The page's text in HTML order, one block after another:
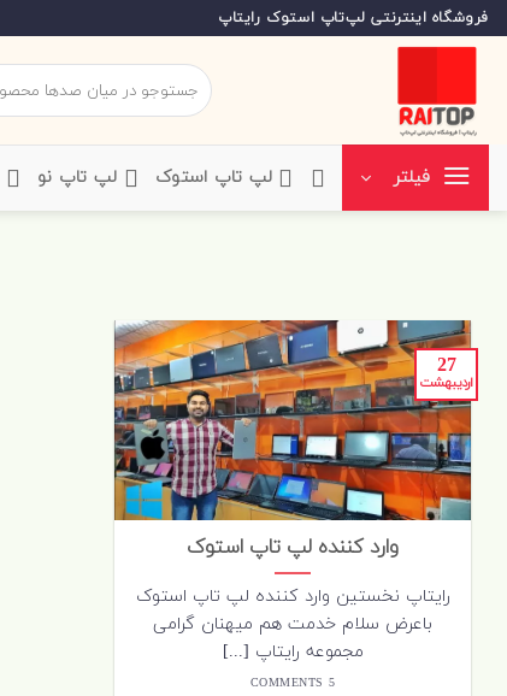
Skip
to
فروشگاه اینترنتی لپ‌تاپ استوک رایتاپ
جستجو
برای:
فیلتر ‌لپ تاپ استوک ‌لپ تاپ نو
وارد کننده لپ تاپ استوک
رایتاپ نخستین وارد کننده لپ تاپ استوک
باعرض سلام خدمت هم میهنان گرامی
مجموعه رایتاپ [...]
5 COMMENTS
27
اردیبهشت